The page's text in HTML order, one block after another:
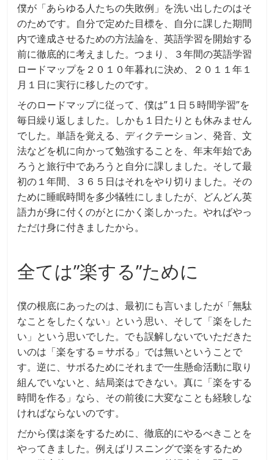
僕が「あらゆる人たちの失敗例」を洗い出したのはそ
のためです。自分で定めた目標を、自分に課した期間
内で達成させるための方法論を、英語学習を開始する
前に徹底的に考えました。つまり、３年間の英語学習
ロードマップを２０１０年暮れに決め、２０１１年１
月１日に実行に移したのです。
そのロードマップに従って、僕は”１日５時間学習”を
毎日繰り返しました。しかも１日たりとも休みません
でした。単語を覚える、ディクテーション、発音、文
法などを机に向かって勉強することを、年末年始であ
ろうと旅行中であろうと自分に課しました。そして最
初の１年間、３６５日はそれをやり切りました。その
ために睡眠時間を多少犠牲にしましたが、どんどん英
語力が身に付くのがとにかく楽しかった。やればやっ
ただけ身に付きましたから。
全ては”楽する”ために
僕の根底にあったのは、最初にも言いましたが「無駄
なことをしたくない」という思い、そして「楽をした
い」という思いでした。でも誤解しないでいただきた
いのは「楽をする＝サボる」では無いということで
す。逆に、サボるためにそれまで一生懸命活動に取り
組んでいないと、結局楽はできない。真に「楽をする
時間を作る」なら、その前後に大変なことも経験しな
ければならないのです。
だから僕は楽をするために、徹底的にやるべきことを
やってきました。例えばリスニングで楽をするため